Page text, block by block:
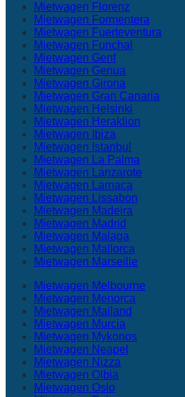
Mietwagen Florenz
Mietwagen Formentera
Mietwagen Fuerteventura
Mietwagen Funchal
Mietwagen Genf
Mietwagen Genua
Mietwagen Girona
Mietwagen Gran Canaria
Mietwagen Helsinki
Mietwagen Heraklion
Mietwagen Ibiza
Mietwagen Istanbul
Mietwagen La Palma
Mietwagen Lanzarote
Mietwagen Larnaca
Mietwagen Lissabon
Mietwagen Madeira
Mietwagen Madrid
Mietwagen Malaga
Mietwagen Mallorca
Mietwagen Marseille
Mietwagen Melbourne
Mietwagen Menorca
Mietwagen Mailand
Mietwagen Murcia
Mietwagen Mykonos
Mietwagen Neapel
Mietwagen Nizza
Mietwagen Olbia
Mietwagen Oslo